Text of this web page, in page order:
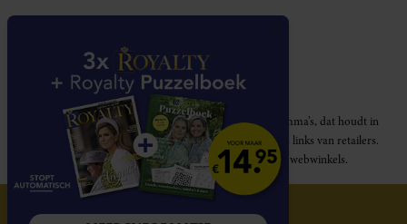
Royalty participeert in diverse affiliate marketing programma’s, dat houdt in
dat Royalty commissies ontvangt voor aankopen middels links van retailers.
Deze website wordt niet gesponsord door de genoemde webwinkels.